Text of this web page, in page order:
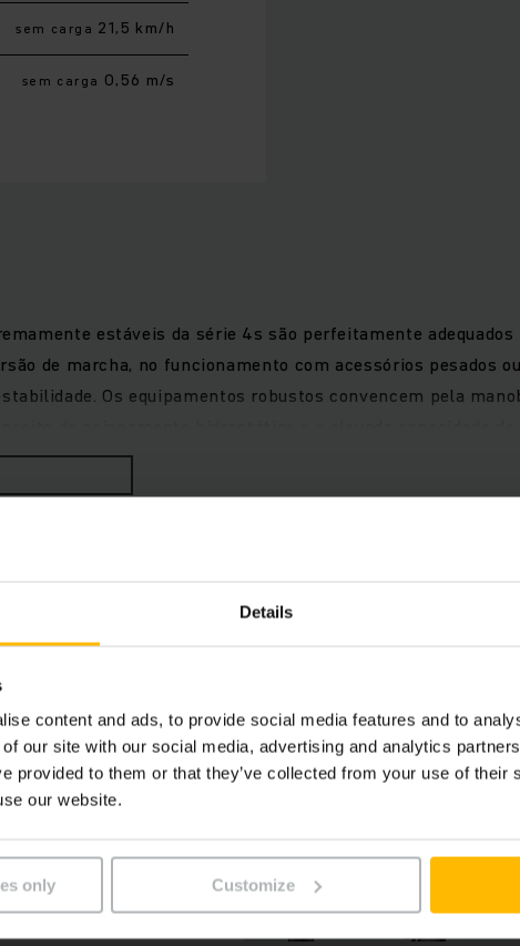
Details
content and ads, to provide social media features and to
our site with our social media, advertising and analytics
provided to them or that they’ve collected from your use of their
our website.
only Customize
sem carga 21,5 km/h
sem carga 0,56 m/s
estáveis da série 4s são perfeitamente
de marcha, no funcionamento com acessórios pesados
Os equipamentos robustos convencem pela
de uma capacidade de despacho constantemente elevada,
com cinco programas de marcha selecionáveis e
requisitos de utilização, enquanto o tejadilho
em qualquer situação.